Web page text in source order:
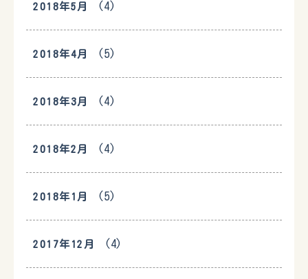
2018年5月 (4)
2018年4月 (5)
2018年3月 (4)
2018年2月 (4)
2018年1月 (5)
2017年12月 (4)